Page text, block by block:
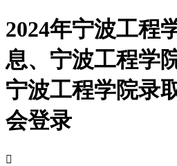
2024年宁波工程
息、宁波工程学
宁波工程学院录
会登录
